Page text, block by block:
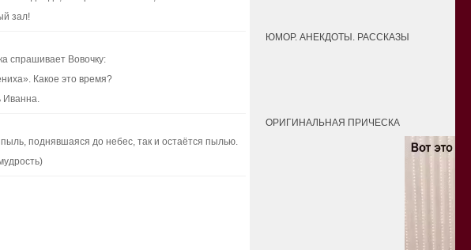
зал!
спрашивает Вовочку:
Какое это время?
поднявшаяся до небес, так и остаётся пылью.
ЮМОР. АНЕКДОТЫ. РАССКАЗЫ
ОРИГИНАЛЬНАЯ ПРИЧЕСКА